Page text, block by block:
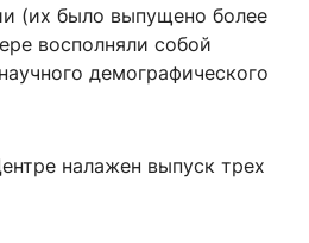
(их было выпущено более
восполняли собой
демографического
налажен выпуск трех